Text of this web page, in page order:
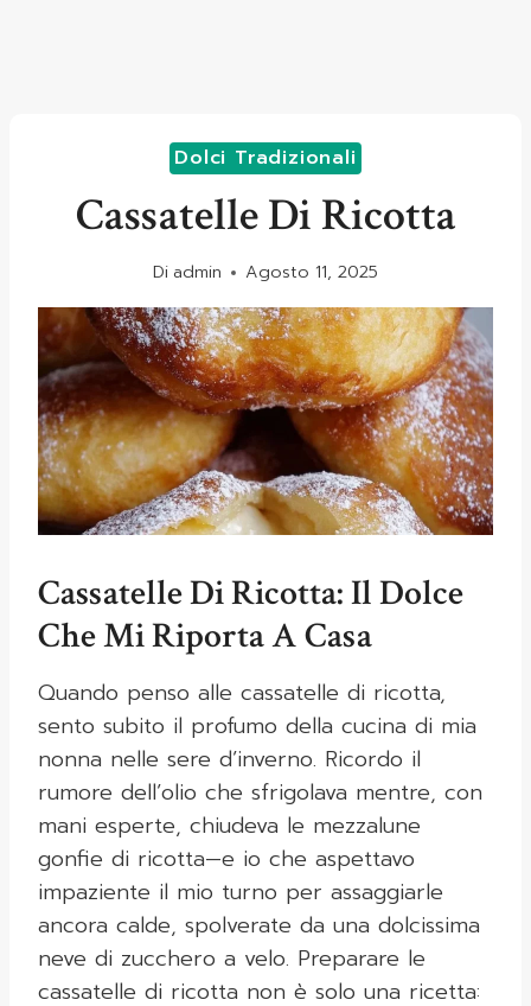
Dolci Tradizionali
Cassatelle Di Ricotta
Di admin Agosto 11, 2025
Cassatelle Di Ricotta: Il Dolce
Che Mi Riporta A Casa
Quando penso alle cassatelle di ricotta,
sento subito il profumo della cucina di mia
nonna nelle sere d’inverno. Ricordo il
rumore dell’olio che sfrigolava mentre, con
mani esperte, chiudeva le mezzalune
gonfie di ricotta—e io che aspettavo
impaziente il mio turno per assaggiarle
ancora calde, spolverate da una dolcissima
neve di zucchero a velo. Preparare le
cassatelle di ricotta non è solo una ricetta: